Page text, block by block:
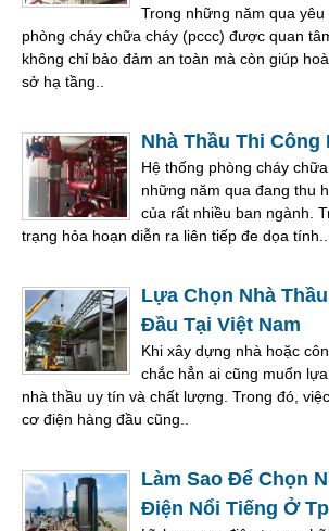
Trong những năm qua yêu
phòng cháy chữa cháy (pccc) được quan
không chỉ bảo đảm an toàn mà còn giúp
sở hạ tầng..
Nhà Thầu Thi Công
Hệ thống phòng cháy
những năm qua đang thu
của rất nhiều ban ngành.
trạng hỏa hoạn diễn ra liên tiếp đe dọa tính..
Lựa Chọn Nhà
Đầu Tại Việt Nam
Khi xây dựng nhà hoặc
chắc hẳn ai cũng muốn
nhà thầu uy tín và chất lượng. Trong đó,
cơ điện hàng đầu cũng..
Làm Sao Để Chọn
Điện Nổi Tiếng Ở